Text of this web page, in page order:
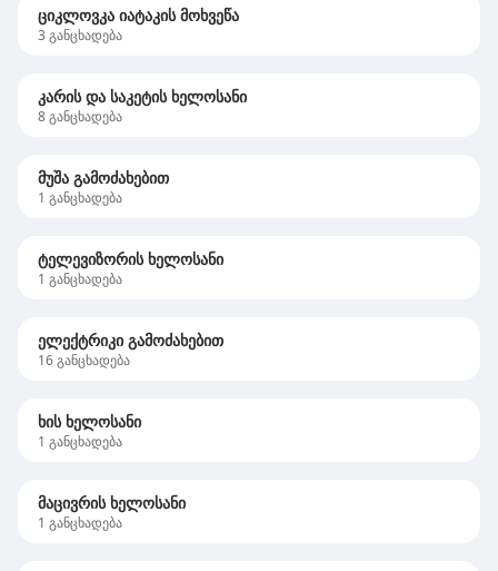
ციკლოვკა იატაკის მოხვეწა
3 განცხადება
კარის და საკეტის ხელოსანი
8განცხადება
მუშა გამოძახებით
1 განცხადება
ტელევიზორის ხელოსანი
1 განცხადება
ელექტრიკი გამოძახებით
16განცხადება
ხის ხელოსანი
1 განცხადება
მაცივრის ხელოსანი
1 განცხადება